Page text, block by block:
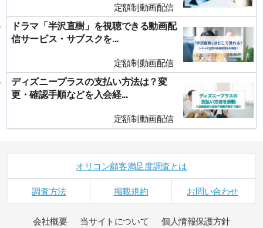
定額制動画配信
ドラマ「半沢直樹」を視聴できる動画配
信サービス・サブスクを...
定額制動画配信
ディズニープラスの支払い方法は？変
更・確認手順などを入会経...
定額制動画配信
オリコン顧客満足度調査とは
調査方法 掲載規約 お問い合わせ
会社概要 当サイトについて 個人情報保護方針